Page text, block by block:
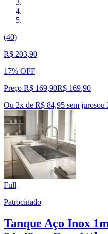
(40)
R$ 203,90
17% OFF
Preço R$ 169,90R$ 169,90
Ou 2x de R$ 84,95 sem jurosou
Full
Patrocinado
Tanque Aço Inox